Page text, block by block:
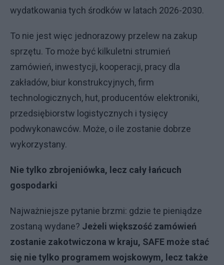
wydatkowania tych środków w latach 2026-2030.
To nie jest więc jednorazowy przelew na zakup
sprzętu. To może być kilkuletni strumień
zamówień, inwestycji, kooperacji, pracy dla
zakładów, biur konstrukcyjnych, firm
technologicznych, hut, producentów elektroniki,
przedsiębiorstw logistycznych i tysięcy
podwykonawców. Może, o ile zostanie dobrze
wykorzystany.
Nie tylko zbrojeniówka, lecz cały łańcuch
gospodarki
Najważniejsze pytanie brzmi: gdzie te pieniądze
zostaną wydane? Jeżeli większość zamówień
zostanie zakotwiczona w kraju, SAFE może stać
się nie tylko programem wojskowym, lecz także